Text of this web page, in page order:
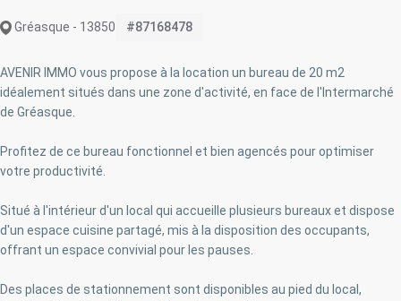
Gréasque - 13850 #87168478
AVENIR IMMO vous propose à la location un bureau de 20 m2
idéalement situés dans une zone d'activité, en face de l'Intermarché
de Gréasque.
Profitez de ce bureau fonctionnel et bien agencés pour optimiser
votre productivité.
Situé à l'intérieur d'un local qui accueille plusieurs bureaux et dispose
d'un espace cuisine partagé, mis à la disposition des occupants,
offrant un espace convivial pour les pauses.
Des places de stationnement sont disponibles au pied du local,